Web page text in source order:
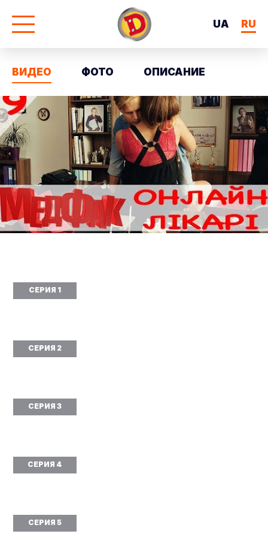
UA
RU
ВИДЕО ФОТО ОПИСАНИЕ
СЕРИЯ 1
СЕРИЯ 2
СЕРИЯ 3
СЕРИЯ 4
СЕРИЯ 5